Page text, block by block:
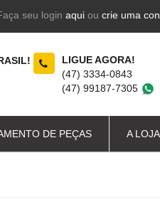
seu login aquiou crie uma
LIGUE AGORA!
(47) 3334-0843
(47) 99187-7305
DE PEÇAS A LOJA